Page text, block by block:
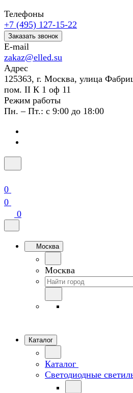
Телефоны
+7 (495) 127-15-22
Заказать звонок
E-mail
zakaz@elled.su
Адрес
125363, г. Москва, улица
пом. II К 1 оф 11
Режим работы
Пн. – Пт.: с 9:00 до 18:00
0
0
0
Москва
Москва
Каталог
Каталог
Светодиодные